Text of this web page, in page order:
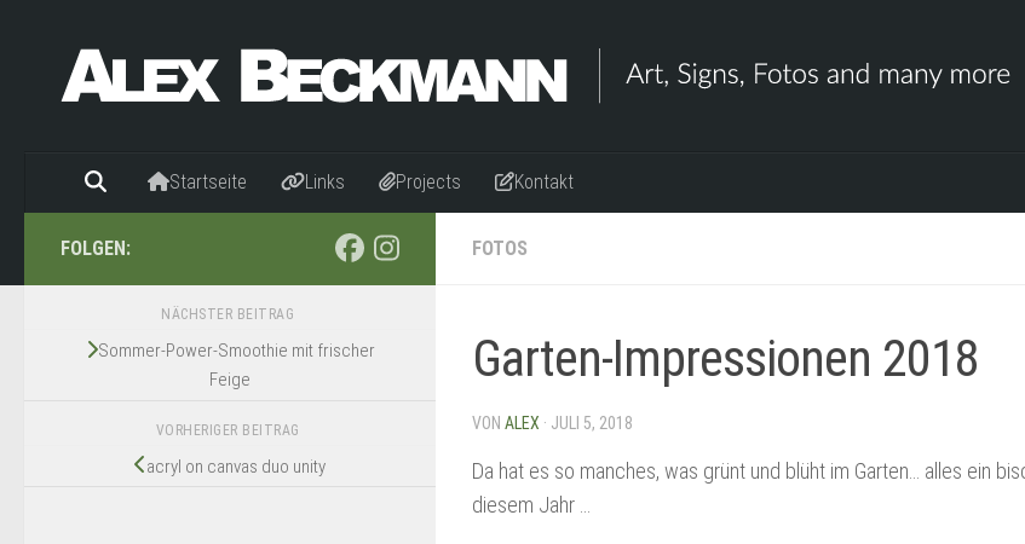
Startseite Links Projects Kontakt
FOTOS
Garten-Impressionen 2018
VON ALEX · JULI 5, 2018
Da hat es so manches, was grünt und blüht im Garten… alles ein
diesem Jahr …
FOLGEN:
NÄCHSTER BEITRAG
Sommer-Power-Smoothie mit frischer
Feige
VORHERIGER BEITRAG
acryl on canvas duo unity